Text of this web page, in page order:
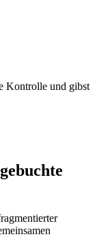
Kontrolle und gibst